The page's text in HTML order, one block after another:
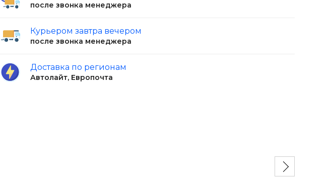
после звонка менеджера
Курьером завтра вечером
после звонка менеджера
Доставка по регионам
Автолайт, Европочта